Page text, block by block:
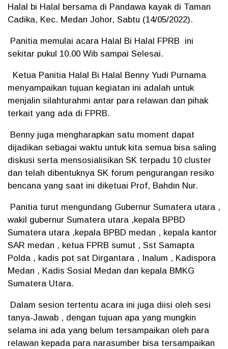
Halal bi Halal bersama di Pandawa kayak di Taman
Cadika, Kec. Medan Johor, Sabtu (14/05/2022).
Panitia memulai acara Halal Bi Halal FPRB ini
sekitar pukul 10.00 Wib sampai Selesai.
Ketua Panitia Halal Bi Halal Benny Yudi Purnama
menyampaikan tujuan kegiatan ini adalah untuk
menjalin silahturahmi antar para relawan dan pihak
terkait yang ada di FPRB.
Benny juga mengharapkan satu moment dapat
dijadikan sebagai waktu untuk kita semua bisa saling
diskusi serta mensosialisikan SK terpadu 10 cluster
dan telah dibentuknya SK forum pengurangan resiko
bencana yang saat ini diketuai Prof, Bahdin Nur.
Panitia turut mengundang Gubernur Sumatera utara ,
wakil gubernur Sumatera utara ,kepala BPBD
Sumatera utara ,kepala BPBD medan , kepala kantor
SAR medan , ketua FPRB sumut , Sst Samapta
Polda , kadis pot sat Dirgantara , Inalum , Kadispora
Medan , Kadis Sosial Medan dan kepala BMKG
Sumatera Utara.
Dalam sesion tertentu acara ini juga diisi oleh sesi
tanya-Jawab , dengan tujuan apa yang mungkin
selama ini ada yang belum tersampaikan oleh para
relawan kepada para narasumber bisa tersampaikan